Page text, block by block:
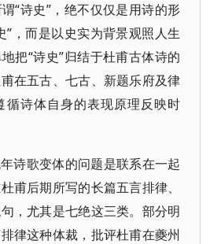
谓“诗史”，绝不仅仅是用诗的形
”，而是以史实为背景观照人生
把“诗史”归结于杜甫古体诗的
在五古、七古、新题乐府及律
循诗体自身的表现原理反映时
诗歌变体的问题是联系在一起
甫后期所写的长篇五言排律、
，尤其是七绝这三类。部分明
律这种体裁，批评杜甫在夔州